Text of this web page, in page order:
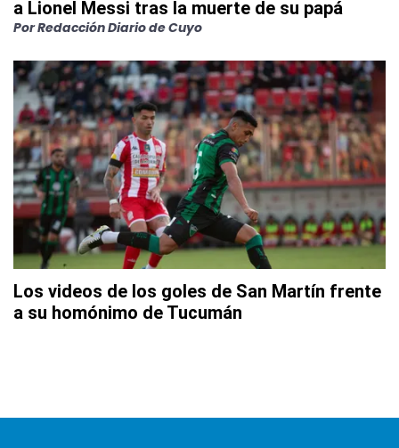
a Lionel Messi tras la muerte de su papá
PorRedacción Diario de Cuyo
Los videos de los goles de San Martín frente
a su homónimo de Tucumán